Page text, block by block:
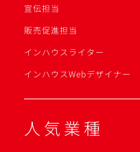
宣伝担当
販売促進担当
インハウスライター
インハウスWebデザイナー
人気業種